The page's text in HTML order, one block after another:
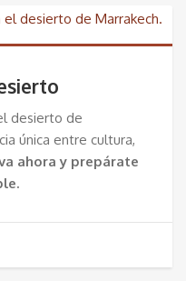
desierto de
única entre cultura,
ahora y prepárate